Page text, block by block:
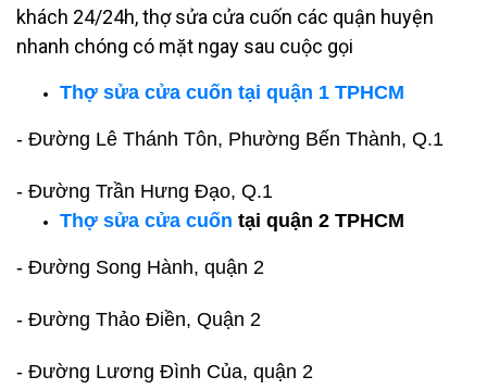
khách 24/24h, thợ sửa cửa cuốn các quận huyện
nhanh chóng có mặt ngay sau cuộc gọi
Thợ sửa cửa cuốn tại quận 1 TPHCM
- Đường Lê Thánh Tôn, Phường Bến Thành, Q.1
- Đường Trần Hưng Đạo, Q.1
Thợ sửa cửa cuốn tại quận 2 TPHCM
- Đường Song Hành, quận 2
- Đường Thảo Điền, Quận 2
- Đường Lương Đình Của, quận 2